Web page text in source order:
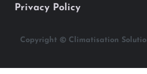
Privacy Policy
Copyright © Climatisation